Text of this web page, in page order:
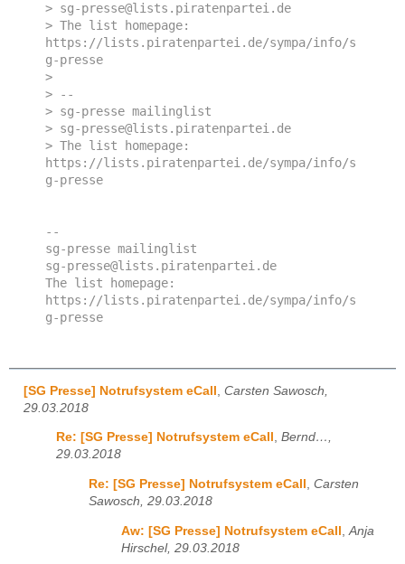
> sg-presse@lists.piratenpartei.de
> The list homepage:
https://lists.piratenpartei.de/sympa/info/s
g-presse
>
> --
> sg-presse mailinglist
> sg-presse@lists.piratenpartei.de
> The list homepage:
https://lists.piratenpartei.de/sympa/info/s
g-presse
--
sg-presse mailinglist
sg-presse@lists.piratenpartei.de
The list homepage:
https://lists.piratenpartei.de/sympa/info/s
[SG Presse] Notrufsystem eCall
Carsten Sawosch,
29.03.2018
Re: [SG Presse] Notrufsystem eCall , Bernd…,
29.03.2018
Re: [SG Presse] Notrufsystem eCall
Carsten
Sawosch, 29.03.2018
Aw: [SG Presse] Notrufsystem eCall Anja
Hirschel, 29.03.2018